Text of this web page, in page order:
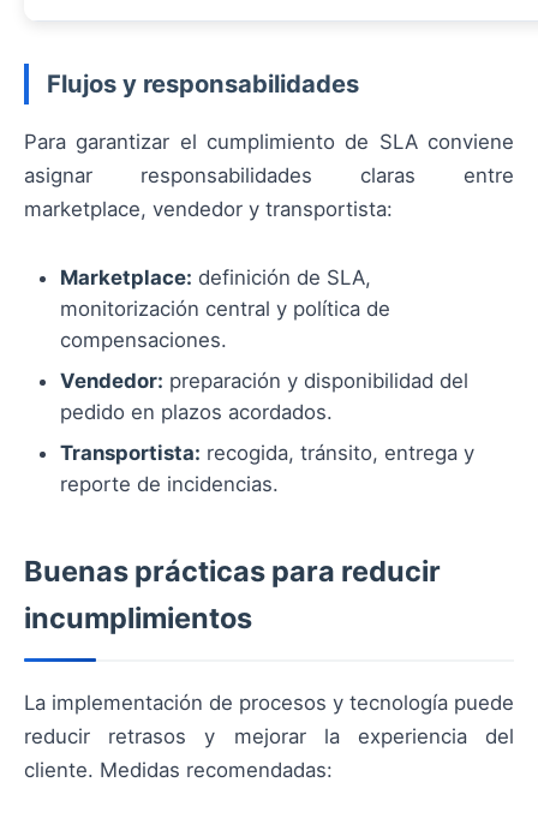
Flujos y responsabilidades
Para garantizar el cumplimiento de SLA conviene
asignar responsabilidades claras entre
marketplace, vendedor y transportista:
Marketplace: definición de SLA,
monitorización central y política de
compensaciones.
Vendedor: preparación y disponibilidad del
pedido en plazos acordados.
Transportista: recogida, tránsito, entrega y
reporte de incidencias.
Buenas prácticas para reducir
incumplimientos
La implementación de procesos y tecnología puede
reducir retrasos y mejorar la experiencia del
cliente. Medidas recomendadas: